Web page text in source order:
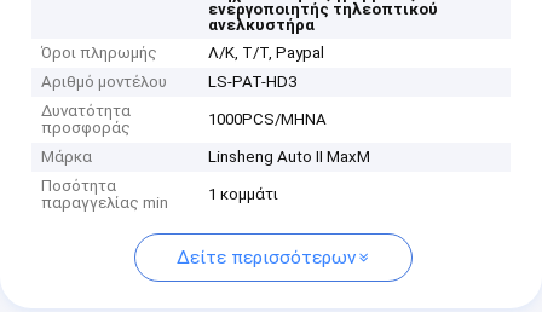
ενεργοποιητής τηλεοπτικού
ανελκυστήρα
Όροι πληρωμής
Λ/Κ, Τ/Τ, Paypal
Αριθμό μοντέλου
LS-PAT-HD3
Δυνατότητα
προσφοράς
1000PCS/ΜΗΝΑ
Μάρκα
Linsheng Auto II MaxM
Ποσότητα
παραγγελίας min
1 κομμάτι
Δείτε περισσότερων